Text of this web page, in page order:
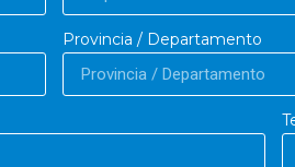
Provincia / Departamento